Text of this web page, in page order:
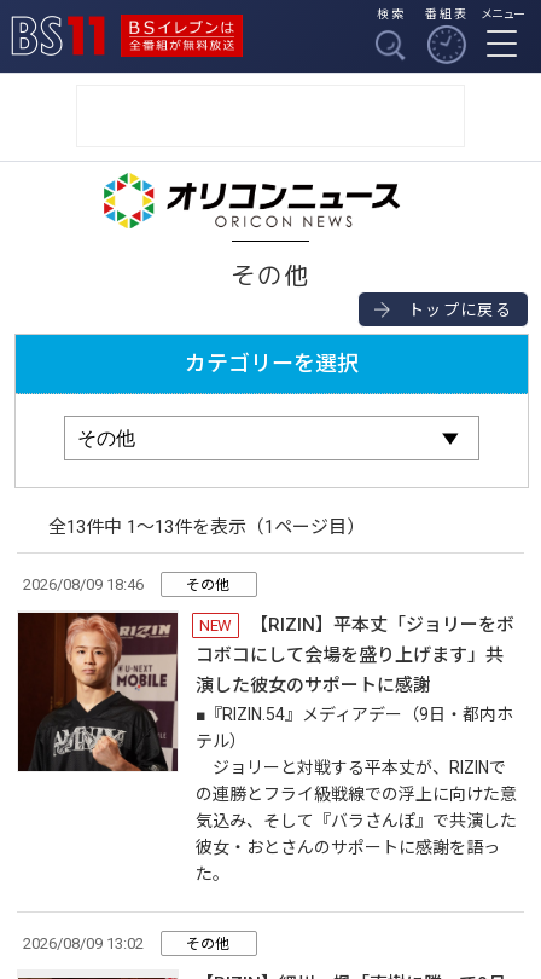
BSイレブンは全番組
検索 番組表 メニュー
オリコンニュース
その他
トップに戻る
カテゴリーを選択
全13件中 1〜13件を表示（1ページ目）
2026/08/09 18:46 その他
NEW
【RIZIN】平本丈「ジョリーをボ
コボコにして会場を盛り上げます」共
演した彼女のサポートに感謝
■『RIZIN.54』メディアデー（9日・都内ホ
テル）
ジョリーと対戦する平本丈が、RIZINで
の連勝とフライ級戦線での浮上に向けた意
気込み、そして『バラさんぽ』で共演した
彼女・おとさんのサポートに感謝を語っ
た。
2026/08/09 13:02 その他